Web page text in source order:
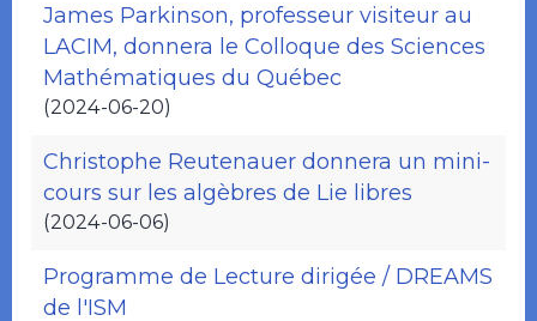
James Parkinson, professeur visiteur au
LACIM, donnera le Colloque des Sciences
Mathématiques du Québec
(2024-06-20)
Christophe Reutenauer donnera un mini-
cours sur les algèbres de Lie libres
(2024-06-06)
Programme de Lecture dirigée / DREAMS
de l'ISM